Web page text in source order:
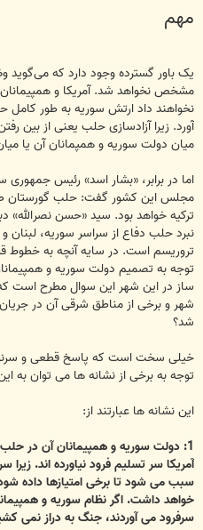
ت
مهم
یک باور گسترده وجود دارد که
مشخص نخواهد شد. آمریکا و همپیمانان
نخواهند داد ارتش سوریه به طور کامل
آورد. زیرا آزادسازی حلب یعنی از بین
میان دولت سوریه و همپمانان آن یا
اما در برابر، «بشار اسد» رئیس جمهوری
مجلس این کشور گفت: حلب گورستان
ترکیه خواهد بود. سید «حسن نصرالله»
نبرد حلب دفاع از سراسر سوریه، لبنان
تروریسم است. در سایه آنچه به خطوط
توجه به تصمیم دولت سوریه و
ساز در این شهر این سوال مطرح است
شهر و برخی از مناطق شرقی آن در
شد؟
خیلی سخت است که پاسخ قطعی و
توجه به برخی از نشانه ها می توان به
این نشانه ها عبارتند از:
1: دولت سوریه و همپیمانان آن در حلب
آمریکا سر تسلیم فرود نیاورده اند. زیرا
سبب می شود تا برخی امتیازها داده
خواهد داشت. اگر نظام سوریه و
سرفرود می آوردند، جنگ به دراز نمی